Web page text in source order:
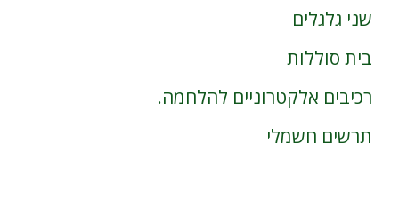
שני גלגלים
בית סוללות
רכיבים אלקטרוניים להלחמה.
תרשים חשמלי